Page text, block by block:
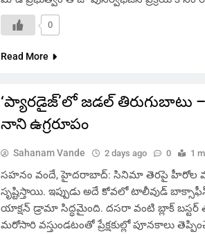
0
Read More
‘ప్యారడైజ్’లో జడల్
నాని ఉగ్రరూపం
Sahanam Vande 2 days ago 0 1
సహనం వందే, హైదరాబాద్: సినిమా తెరపై హీరోల
సృష్టిస్తాయి. ఇప్పుడు అదే కోవలో టాలీవుడ్
యాక్షన్ డ్రామా సిద్ధమైంది. దసరా వంటి బ్లాక్
మరోసారి వస్తుండటంతో ప్రేక్షకుల్లో పూనకాలు